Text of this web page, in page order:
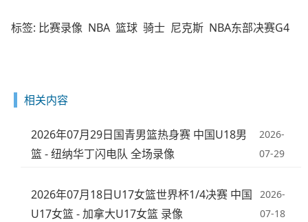
标签: 比赛录像 NBA 篮球 骑士 尼克斯 NBA东部决赛G4
相关内容
2026年07月29日国青男篮热身赛 中国U18男
篮 - 纽纳华丁闪电队 全场录像
2026-
07-29
2026年07月18日U17女篮世界杯1/4决赛 中国
U17女篮 - 加拿大U17女篮 录像
2026-
07-18